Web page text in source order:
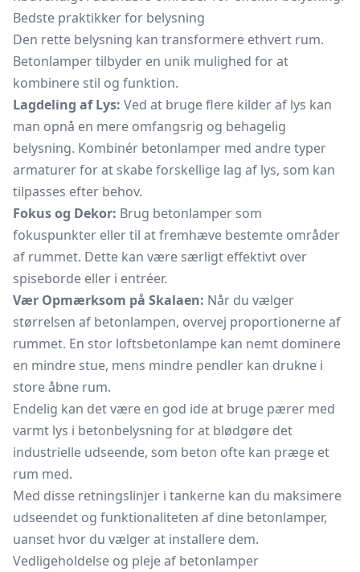
Bedste praktikker for belysning
Den rette belysning kan transformere ethvert rum.
Betonlamper tilbyder en unik mulighed for at
kombinere stil og funktion.
Lagdeling af Lys: Ved at bruge flere kilder af lys kan
man opnå en mere omfangsrig og behagelig
belysning. Kombinér betonlamper med andre typer
armaturer for at skabe forskellige lag af lys, som kan
tilpasses efter behov.
Fokus og Dekor: Brug betonlamper som
fokuspunkter eller til at fremhæve bestemte områder
af rummet. Dette kan være særligt effektivt over
spiseborde eller i entréer.
Vær Opmærksom på Skalaen: Når du vælger
størrelsen af betonlampen, overvej proportionerne af
rummet. En stor loftsbetonlampe kan nemt dominere
en mindre stue, mens mindre pendler kan drukne i
store åbne rum.
Endelig kan det være en god ide at bruge pærer med
varmt lys i betonbelysning for at blødgøre det
industrielle udseende, som beton ofte kan præge et
rum med.
Med disse retningslinjer i tankerne kan du maksimere
udseendet og funktionaliteten af dine betonlamper,
uanset hvor du vælger at installere dem.
Vedligeholdelse og pleje af betonlamper